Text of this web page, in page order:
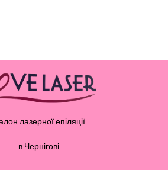
лазерної епіляції
в Чернігові